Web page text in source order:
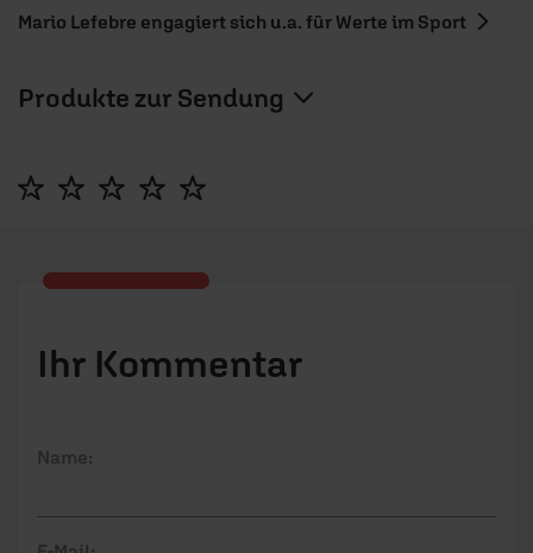
Mario Lefebre engagiert sich u.a. für Werte im Sport
Produkte zur Sendung
Ihr Kommentar
Name: